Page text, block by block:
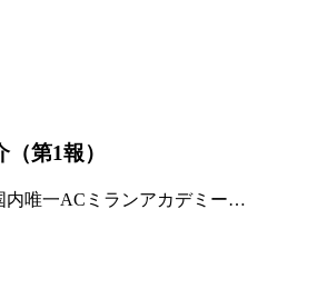
第1報）
内唯一ACミランアカデミー…